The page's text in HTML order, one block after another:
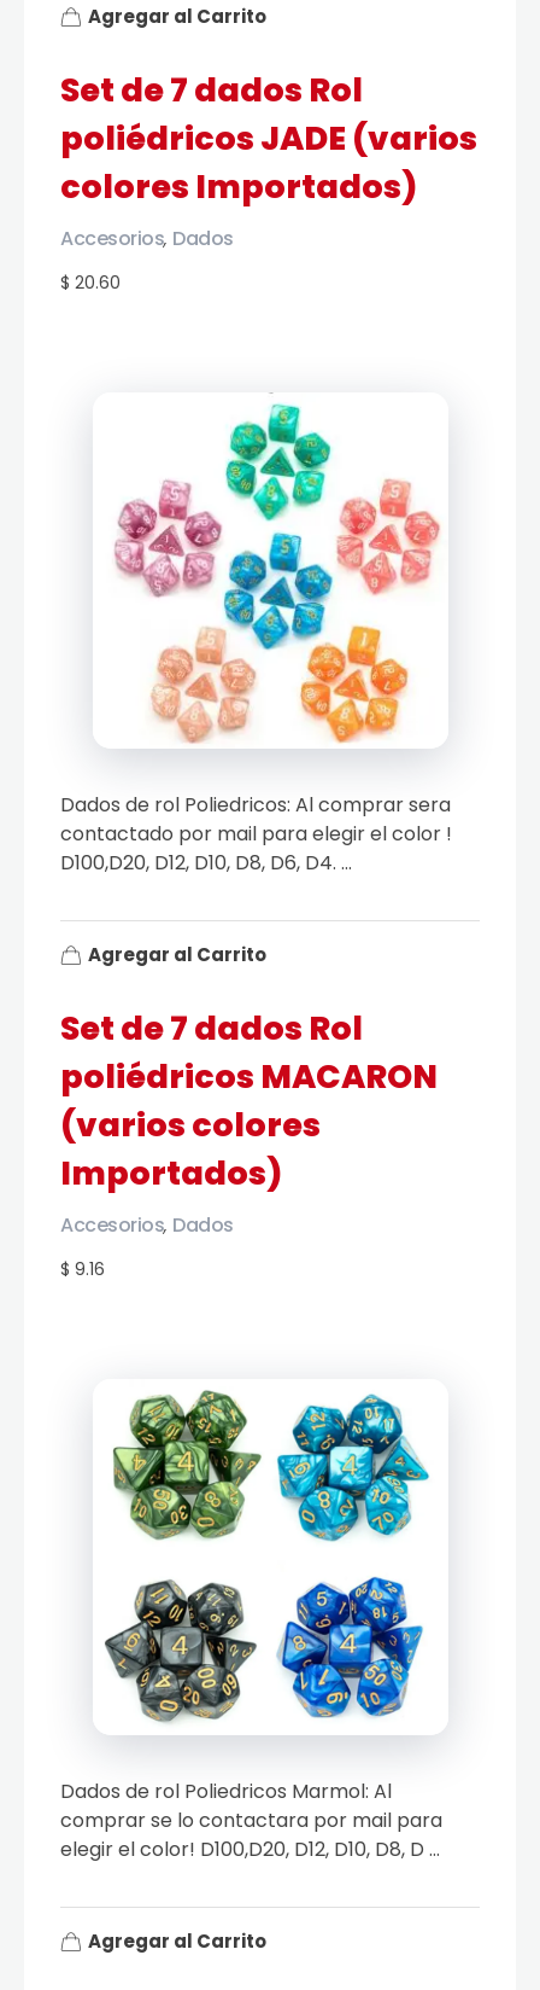
Set de 7 dados Rol
poliédricos JADE (varios
colores Importados)
$ 20.60
Accesorios, Dados
Agregar al Carrito
Set de 7 dados Rol
poliédricos MACARON
(varios colores
Importados)
$ 9.16
Accesorios, Dados
Dados de rol Poliedricos: Al comprar sera
contactado por mail para elegir el color !
D100,D20, D12, D10, D8, D6, D4. ...
Agregar al Carrito
Dados de rol Poliedricos Marmol: Al
comprar se lo contactara por mail para
elegir el color! D100,D20, D12, D10, D8, D ...
Agregar al Carrito